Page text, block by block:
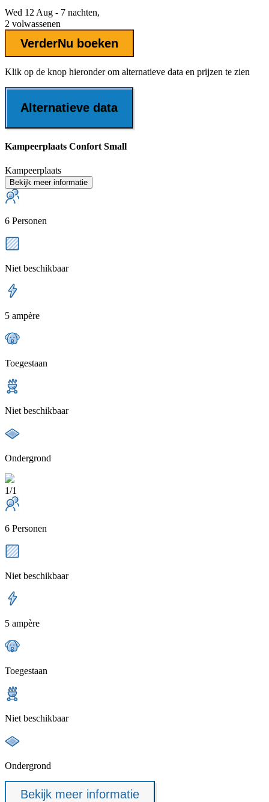
Wed 12 Aug - 7 nachten,
2 volwassenen
VerderNu boeken
Klik op de knop hieronder om alternatieve data en prijzen te zien
Alternatieve data
Kampeerplaats Confort Small
Kampeerplaats
Bekijk meer informatie
6 Personen
Niet beschikbaar
5 ampère
Toegestaan
Niet beschikbaar
Ondergrond
1/1
6 Personen
Niet beschikbaar
5 ampère
Toegestaan
Niet beschikbaar
Ondergrond
Bekijk meer informatie